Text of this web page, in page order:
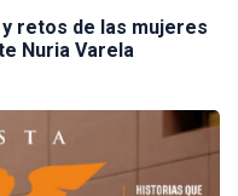
retos de las mujeres
Nuria Varela